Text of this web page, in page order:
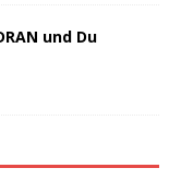
und Du